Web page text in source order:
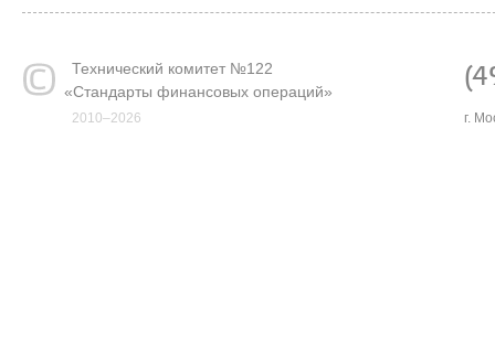
Технический комитет №122
«Стандарты финансовых операций»
2010–2026 г.